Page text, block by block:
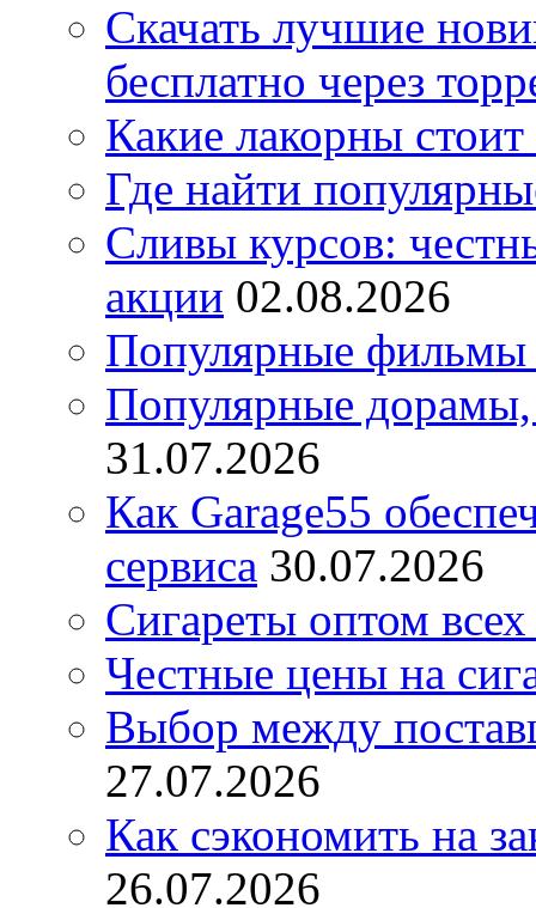
Скачать лучшие
бесплатно через
Какие лакорны стоит
Где найти
Сливы курсов:
акции 02.08.2026
Популярные фильмы
Популярные дорамы,
31.07.2026
Как Garage55
сервиса 30.07.2026
Сигареты оптом
Честные цены на
Выбор между
27.07.2026
Как сэкономить на
26.07.2026